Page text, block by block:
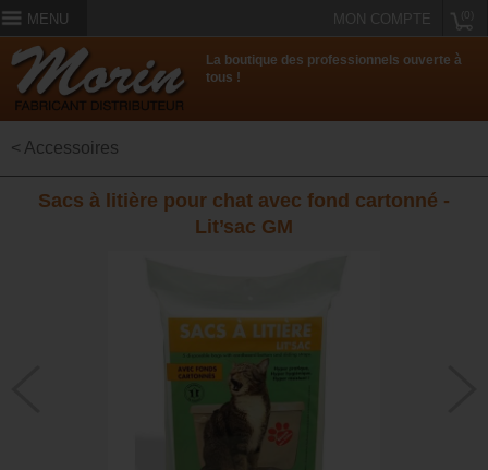
MENU MON COMPTE
La boutique des professionnels ouverte à
tous !
< Accessoires
Sacs à litière pour chat avec fond cartonné -
Lit’sac GM